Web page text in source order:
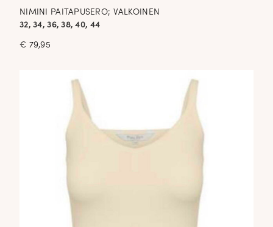
NIMINI PAITAPUSERO; VALKOINEN
32, 34, 36, 38, 40, 44
€ 79,95